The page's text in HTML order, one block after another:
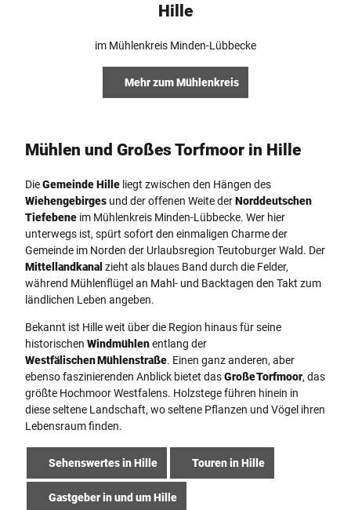
Hille
im Mühlenkreis Minden-Lübbecke
Mehr zum Mühlenkreis
Mühlen und Großes Torfmoor in Hille
DieGemeinde Hille liegt zwischen den Hängen des
Wiehengebirges und der offenen Weite derNorddeutschen
Tiefebene im Mühlenkreis Minden-Lübbecke. Wer hier
unterwegs ist, spürt sofort den einmaligen Charme der
Gemeinde im Norden der Urlaubsregion Teutoburger Wald. Der
Mittellandkanal zieht als blaues Band durch die Felder,
während Mühlenflügel an Mahl- und Backtagen den Takt zum
ländlichen Leben angeben.
Bekannt ist Hille weit über die Region hinaus für seine
historischen Windmühlenentlang der
Westfälischen Mühlenstraße. Einen ganz anderen, aber
ebenso faszinierenden Anblick bietet dasGroße Torfmoor, das
größte Hochmoor Westfalens. Holzstege führen hinein in
diese seltene Landschaft, wo seltene Pflanzen und Vögel ihren
Lebensraum finden.
Sehenswertes in Hille Touren in Hille
Gastgeber in und um Hille